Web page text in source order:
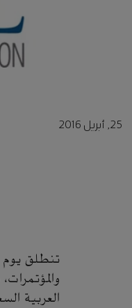
25, أبريل 2016
العربية